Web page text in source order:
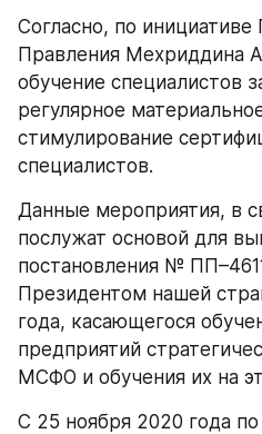
Согласно, по инициативе
Правления Мехриддина
обучение специалистов
регулярное
стимулирование
специалистов.
Данные мероприятия, в
послужат основой для
постановления №
Президентом нашей
года, касающегося
предприятий
МСФО и обучения их на
С 25 ноября 2020 года